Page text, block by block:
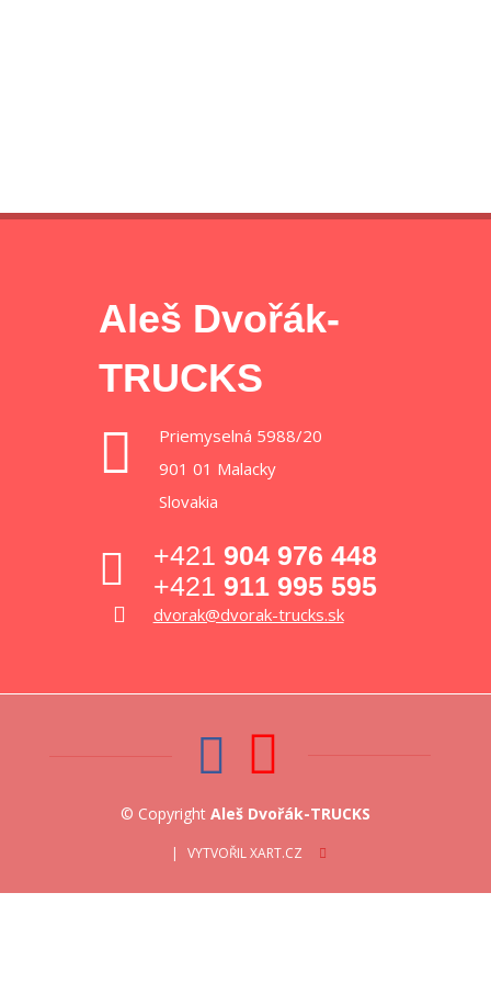
Aleš Dvořák-
TRUCKS
Priemyselná 5988/20
901 01 Malacky
Slovakia
+421 904 976 448
+421 911 995 595
dvorak@dvorak-trucks.sk
© Copyright Aleš Dvořák-TRUCKS
VYTVOŘIL XART.CZ